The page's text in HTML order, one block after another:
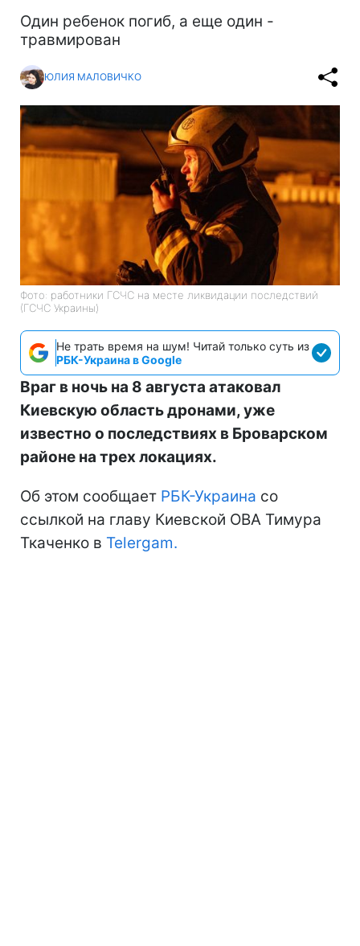
Один ребенок погиб, а еще один -
травмирован
ЮЛИЯ МАЛОВИЧКО
Фото: работники ГСЧС на месте ликвидации последствий
(ГСЧС Украины)
Не трать время на шум! Читай только суть из
РБК-Украина в Google
Враг в ночь на 8 августа атаковал
Киевскую область дронами, уже
известно о последствиях в Броварском
районе на трех локациях.
Об этом сообщает РБК-Украина со
ссылкой на главу Киевской ОВА Тимура
Ткаченко в Telergam.